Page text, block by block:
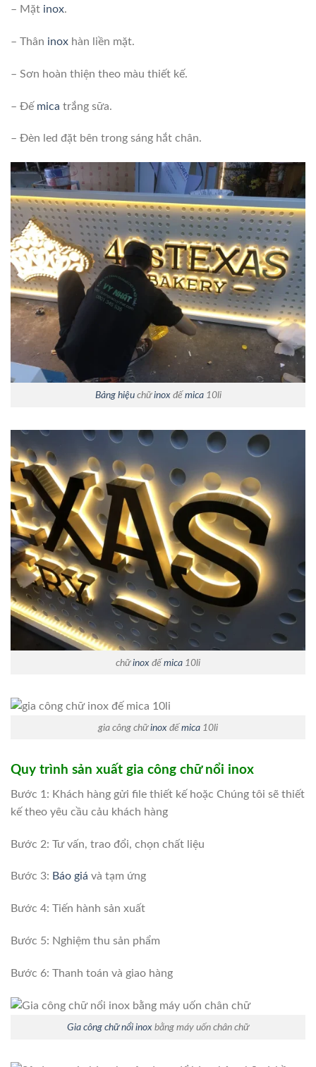
– Mặt inox.
– Thân inox hàn liền mặt.
– Sơn hoàn thiện theo màu thiết kế.
– Đế mica trắng sữa.
– Đèn led đặt bên trong sáng hắt chân.
Bảng hiệuchữinoxđế mica10li
chữinox đếmica 10li
gia công chữinox đếmica 10li
Quy trình sản xuất gia công chữ nổi inox
Bước 1: Khách hàng gửi file thiết kế hoặc Chúng tôi sẽ thiết
kế theo yêu cầu cảu khách hàng
Bước 2: Tư vấn, trao đổi, chọn chất liệu
Bước 3: Báo giá và tạm ứng
Bước 4: Tiến hành sản xuất
Bước 5: Nghiệm thu sản phẩm
Bước 6: Thanh toán và giao hàng
Gia công chữ nổi inox bằng máy uốn chân chữ